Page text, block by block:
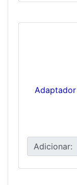
Adicionar: